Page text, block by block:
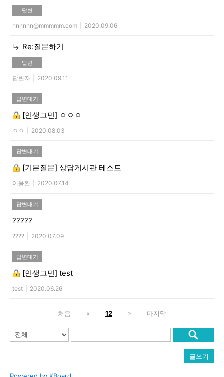
답변
nnnnnn@mmmmm.com 2020.09.06
Re:질문하기
답변
답변자 2020.09.11
답변대기
[인생고민] ㅇㅇㅇ
ㅇㅇ 2020.08.03
답변대기
[기본질문] 상담게시판 테스트
이응환 2020.07.14
답변대기
?????
???? 2020.07.09
답변대기
[인생고민] test
test 2020.06.26
처음 « 12 » 마지막
글쓰기